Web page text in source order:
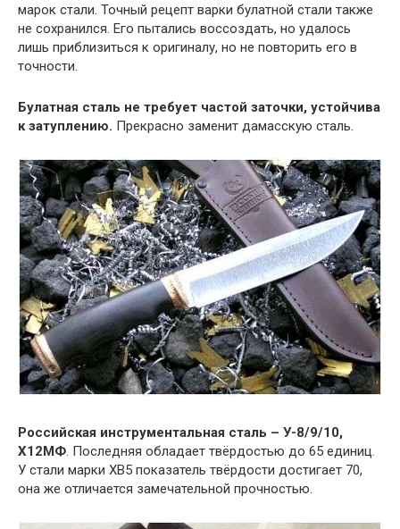
марок стали. Точный рецепт варки булатной стали также
не сохранился. Его пытались воссоздать, но удалось
лишь приблизиться к оригиналу, но не повторить его в
точности.
Булатная сталь не требует частой заточки, устойчива
к затуплению. Прекрасно заменит дамасскую сталь.
Российская инструментальная сталь – У-8/9/10,
Х12МФ. Последняя обладает твёрдостью до 65 единиц.
У стали марки ХВ5 показатель твёрдости достигает 70,
она же отличается замечательной прочностью.